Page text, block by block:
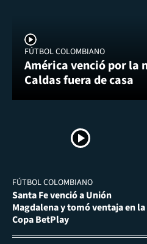
FÚTBOL COLOMBIANO
América venció por la
Caldas fuera de casa
FÚTBOL COLOMBIANO
Santa Fe venció a Unión
Magdalena y tomó ventaja en la
Copa BetPlay